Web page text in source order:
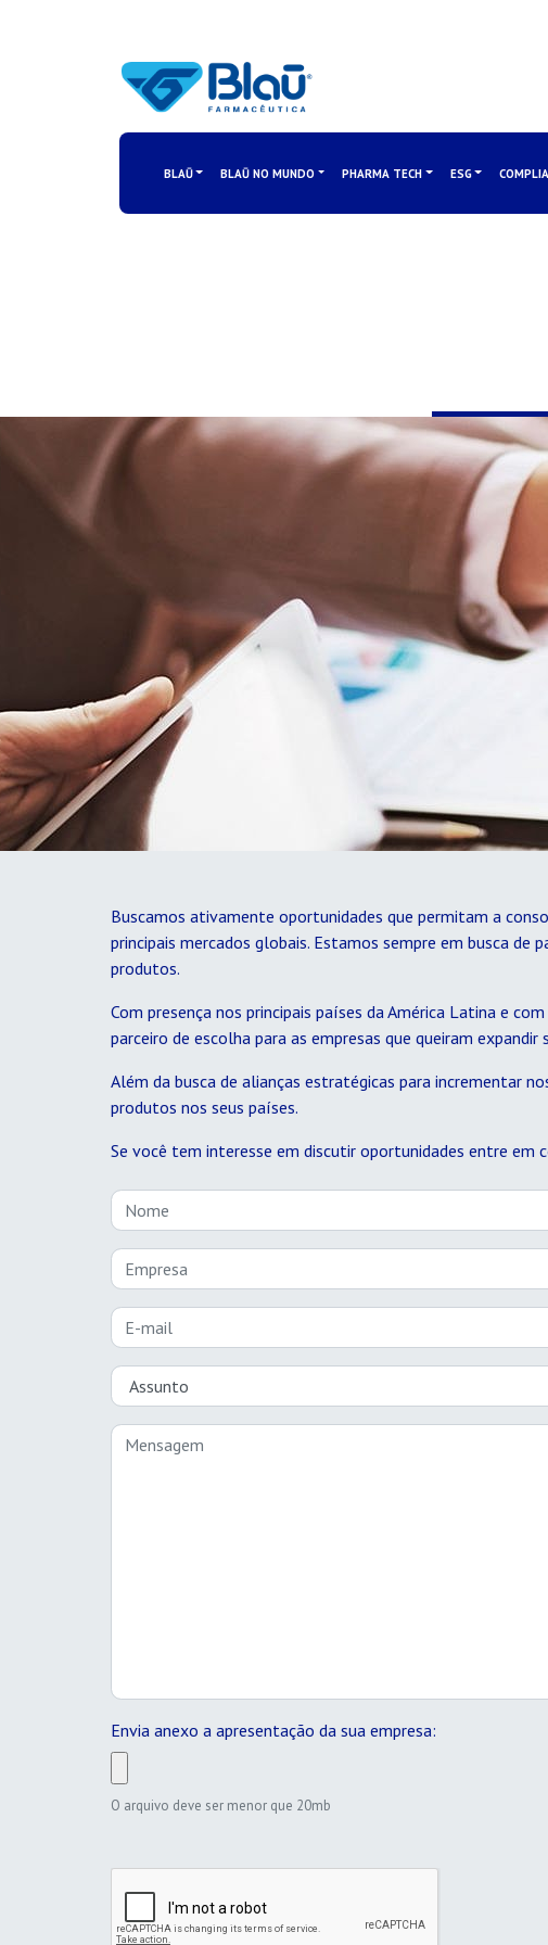
BLAŪ BLAŪ NO MUNDO PHARMA TECH ESG
Buscamos ativamente oportunidades que permitam a
principais mercados globais. Estamos sempre em busca de
produtos.
Com presença nos principais países da América Latina e
parceiro de escolha para as empresas que queiram expandir
Além da busca de alianças estratégicas para incrementar
produtos nos seus países.
Se você tem interesse em discutir oportunidades entre
Envia anexo a apresentação da sua empresa:
O arquivo deve ser menor que 20mb